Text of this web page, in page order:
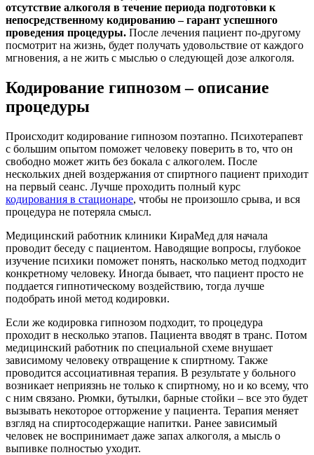
отсутствие алкоголя в течение периода подготовки к
непосредственному кодированию – гарант успешного
проведения процедуры. После лечения пациент по-другому
посмотрит на жизнь, будет получать удовольствие от каждого
мгновения, а не жить с мыслью о следующей дозе алкоголя.
Кодирование гипнозом – описание
процедуры
Происходит кодирование гипнозом поэтапно. Психотерапевт
с большим опытом поможет человеку поверить в то, что он
свободно может жить без бокала с алкоголем. После
нескольких дней воздержания от спиртного пациент приходит
на первый сеанс. Лучше проходить полный курс
кодирования в стационаре, чтобы не произошло срыва, и вся
процедура не потеряла смысл.
Медицинский работник клиники КираМед для начала
проводит беседу с пациентом. Наводящие вопросы, глубокое
изучение психики поможет понять, насколько метод подходит
конкретному человеку. Иногда бывает, что пациент просто не
поддается гипнотическому воздействию, тогда лучше
подобрать иной метод кодировки.
Если же кодировка гипнозом подходит, то процедура
проходит в несколько этапов. Пациента вводят в транс. Потом
медицинский работник по специальной схеме внушает
зависимому человеку отвращение к спиртному. Также
проводится ассоциативная терапия. В результате у больного
возникает неприязнь не только к спиртному, но и ко всему, что
с ним связано. Рюмки, бутылки, барные стойки – все это будет
вызывать некоторое отторжение у пациента. Терапия меняет
взгляд на спиртосодержащие напитки. Ранее зависимый
человек не воспринимает даже запах алкоголя, а мысль о
выпивке полностью уходит.